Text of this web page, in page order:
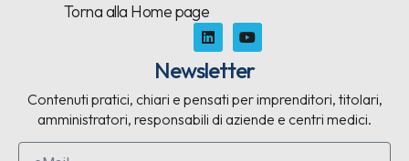
Torna alla Home page
Newsletter
Contenuti pratici, chiari e pensati per imprenditori, titolari,
amministratori, responsabili di aziende e centri medici.